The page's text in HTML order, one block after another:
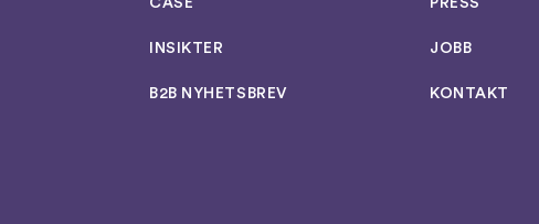
INSIKTER
B2B NYHETSBREV
JOBB
KONTAKT